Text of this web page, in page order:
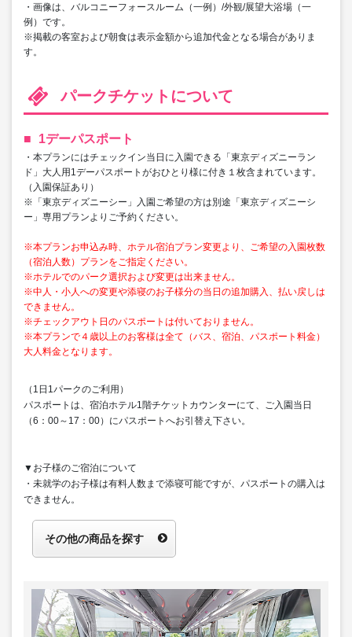
・画像は、バルコニーフォースルーム（一例）/外観/展望大浴場（一
例）です。
※掲載の客室および朝食は表示金額から追加代金となる場合がありま
す。
パークチケットについて
1デーパスポート
・本プランにはチェックイン当日に入園できる「東京ディズニーラン
ド」大人用1デーパスポートがおひとり様に付き１枚含まれています。
（入園保証あり）
※「東京ディズニーシー」入園ご希望の方は別途「東京ディズニーシ
ー」専用プランよりご予約ください。
※本プランお申込み時、ホテル宿泊プラン変更より、ご希望の入園枚数
（宿泊人数）プランをご指定ください。
※ホテルでのパーク選択および変更は出来ません。
※中人・小人への変更や添寝のお子様分の当日の追加購入、払い戻しは
できません。
※チェックアウト日のパスポートは付いておりません。
※本プランで４歳以上のお客様は全て（バス、宿泊、パスポート料金）
大人料金となります。
（1日1パークのご利用）
パスポートは、宿泊ホテル1階チケットカウンターにて、ご入園当日
（6：00～17：00）にパスポートへお引替え下さい。
▼お子様のご宿泊について
・未就学のお子様は有料人数まで添寝可能ですが、パスポートの購入は
できません。
その他の商品を探す